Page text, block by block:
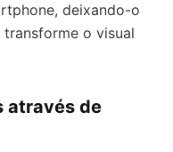
deixando-o
o visual
através de